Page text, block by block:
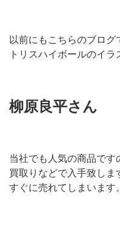
以前にもこちらのブロ
トリスハイボールのイ
柳原良平さん
当社でも人気の商品です
買取りなどで入手致しま
すぐに売れてしまいます。